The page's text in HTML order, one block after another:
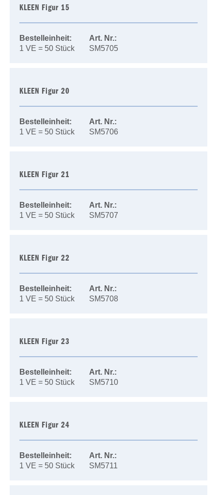
KLEEN Figur 15
Bestelleinheit:
Art. Nr.:
1 VE = 50 Stück
SM5705
KLEEN Figur 20
Bestelleinheit:
Art. Nr.:
1 VE = 50 Stück
SM5706
KLEEN Figur 21
Bestelleinheit:
Art. Nr.:
1 VE = 50 Stück
SM5707
KLEEN Figur 22
Bestelleinheit:
Art. Nr.:
1 VE = 50 Stück
SM5708
KLEEN Figur 23
Bestelleinheit:
Art. Nr.:
1 VE = 50 Stück
SM5710
KLEEN Figur 24
Bestelleinheit:
Art. Nr.:
1 VE = 50 Stück
SM5711